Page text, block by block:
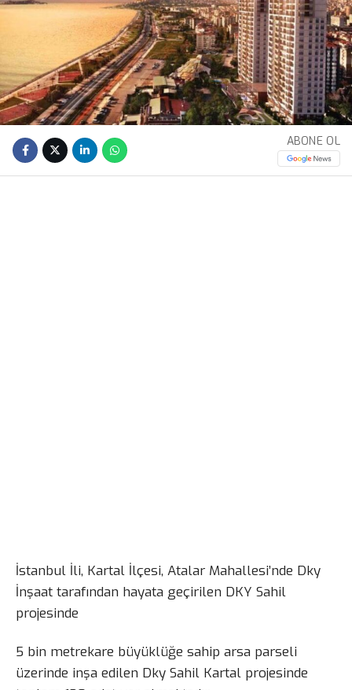
ABONE OL
İstanbul İli, Kartal İlçesi, Atalar Mahallesi’nde Dky
İnşaat tarafından hayata geçirilen DKY Sahil
projesinde
5 bin metrekare büyüklüğe sahip arsa parseli
üzerinde inşa edilen Dky Sahil Kartal projesinde